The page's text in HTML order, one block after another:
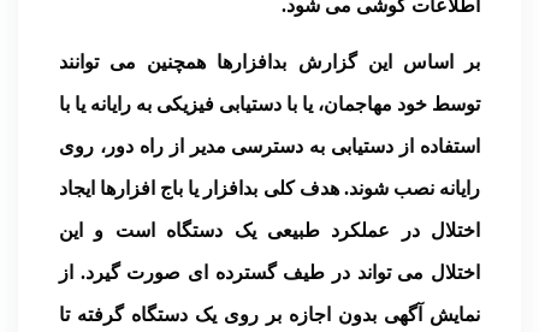
اطلاعات گوشی می شود.
بر اساس این گزارش بدافزارها همچنین می توانند
توسط خود مهاجمان، یا با دستیابی فیزیکی به رایانه یا با
استفاده از دستیابی به دسترسی مدیر از راه دور، روی
رایانه نصب شوند. هدف کلی بدافزار یا باج افزارها ایجاد
اختلال در عملکرد طبیعی یک دستگاه است و این
اختلال می تواند در طیف گسترده ای صورت گیرد. از
نمایش آگهی بدون اجازه بر روی یک دستگاه گرفته تا